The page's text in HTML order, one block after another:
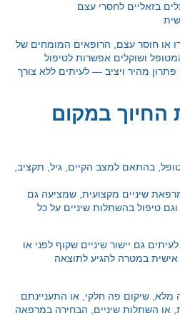
או חוסר עצם, הרופאים המומחים של
ושוקלים אפשרות לטיפול
מהיר ויציב — לעיתים ללא צורך
החיוך במקום
בהתאם למצב הקיים, גיל, תקציב,
שיניים מקצועית, שמציעה גם
טיפול בהשתלות שיניים על כל
גם יישור שיניים שקוף לפני או
אישית במטרה להגיע לתוצאה
שיקום פה חלקי, או התעניינתם
או השתלות שיניים, הבחירה במרפאה